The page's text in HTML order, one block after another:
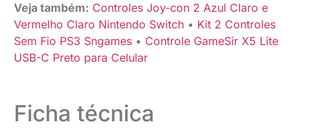
Veja também: Controles Joy-con 2 Azul Claro e
Vermelho Claro Nintendo Switch • Kit 2 Controles
Sem Fio PS3 Sngames • Controle GameSir X5 Lite
USB-C Preto para Celular
Ficha técnica